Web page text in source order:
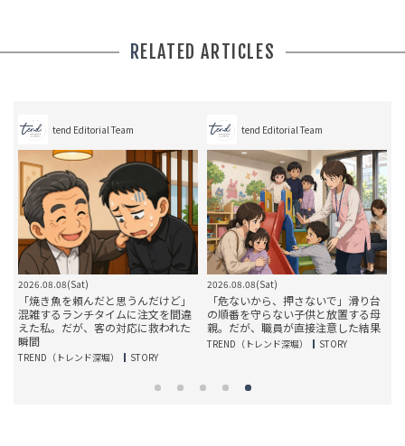
RELATED ARTICLES
tend Editorial Team
2026.08.08(Sat)
「焼き魚を頼んだと思うんだけど」
混雑するランチタイムに注文を間違
えた私。だが、客の対応に救われた
瞬間
TREND（トレンド深堀） STORY
tend Editorial Team
2026.08.08(Sat)
「危ないから、押さないで」滑り台
の順番を守らない子供と放置する母
親。だが、職員が直接注意した結果
TREND（トレンド深堀） STORY